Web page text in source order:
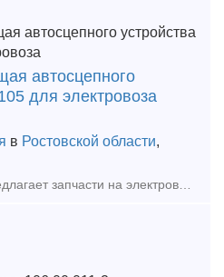
автосцепного
для электровоза
в Ростовской области,